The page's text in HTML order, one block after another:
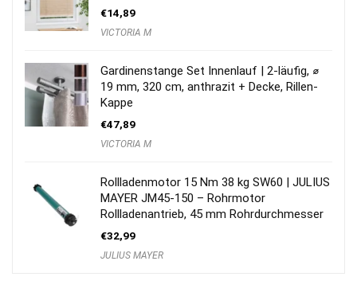
€14,89
VICTORIA M
Gardinenstange Set Innenlauf | 2-läufig, ⌀
19 mm, 320 cm, anthrazit + Decke, Rillen-
Kappe
€47,89
VICTORIA M
Rollladenmotor 15 Nm 38 kg SW60 | JULIUS
MAYER JM45-150 – Rohrmotor
Rollladenantrieb, 45 mm Rohrdurchmesser
€32,99
JULIUS MAYER